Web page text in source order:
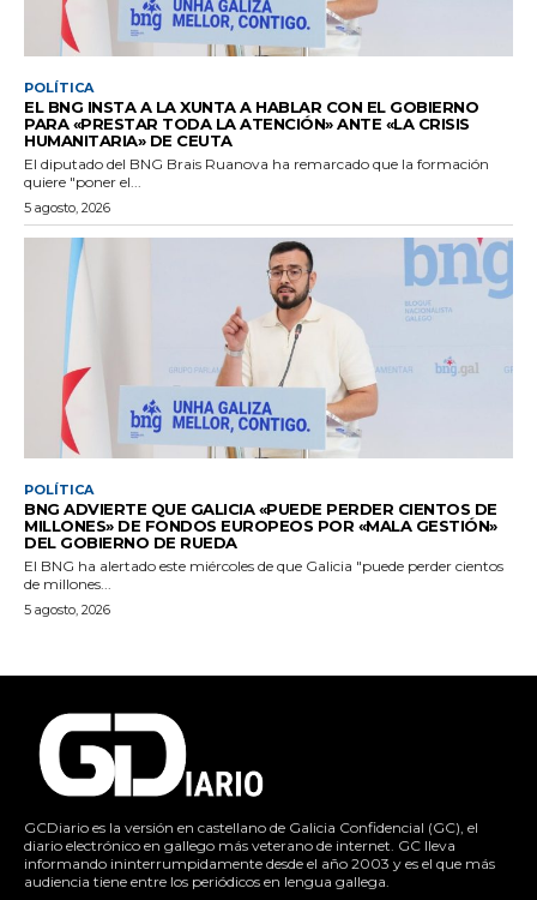
POLÍTICA
EL BNG INSTA A LA XUNTA A HABLAR CON EL GOBIERNO
PARA «PRESTAR TODA LA ATENCIÓN» ANTE «LA CRISIS
HUMANITARIA» DE CEUTA
El diputado del BNG Brais Ruanova ha remarcado que la formación
quiere "poner el...
5 agosto, 2026
POLÍTICA
BNG ADVIERTE QUE GALICIA «PUEDE PERDER CIENTOS DE
MILLONES» DE FONDOS EUROPEOS POR «MALA GESTIÓN»
DEL GOBIERNO DE RUEDA
El BNG ha alertado este miércoles de que Galicia "puede perder cientos
de millones...
5 agosto, 2026
GCDiario es la versión en castellano de Galicia Confidencial (GC), el
diario electrónico en gallego más veterano de internet. GC lleva
informando ininterrumpidamente desde el año 2003 y es el que más
audiencia tiene entre los periódicos en lengua gallega.